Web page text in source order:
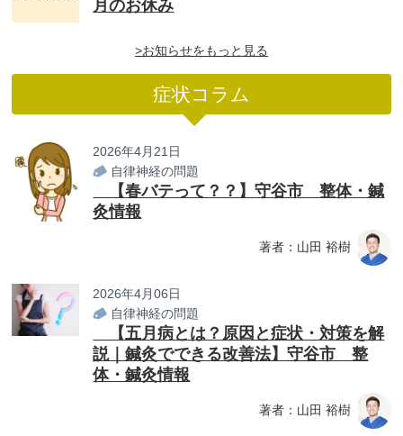
月のお休み
>お知らせをもっと見る
症状コラム
2026年4月21日
自律神経の問題
【春バテって？？】守谷市 整体・鍼
灸情報
著者：山田 裕樹
2026年4月06日
自律神経の問題
【五月病とは？原因と症状・対策を解
説｜鍼灸でできる改善法】守谷市 整
体・鍼灸情報
著者：山田 裕樹